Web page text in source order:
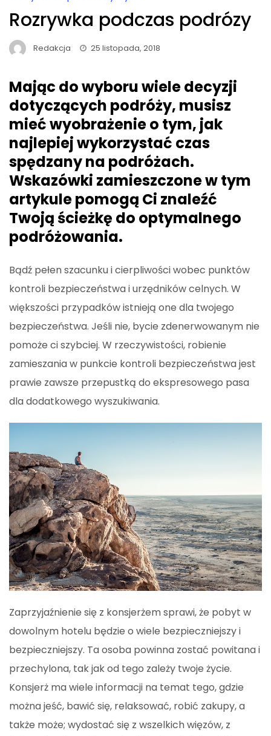
Rozrywka podczas podrózy
Redakcja 25 listopada, 2018
Mając do wyboru wiele decyzji
dotyczących podróży, musisz
mieć wyobrażenie o tym, jak
najlepiej wykorzystać czas
spędzany na podróżach.
Wskazówki zamieszczone w tym
artykule pomogą Ci znaleźć
Twoją ścieżkę do optymalnego
podróżowania.
Bądź pełen szacunku i cierpliwości wobec punktów
kontroli bezpieczeństwa i urzędników celnych. W
większości przypadków istnieją one dla twojego
bezpieczeństwa. Jeśli nie, bycie zdenerwowanym nie
pomoże ci szybciej. W rzeczywistości, robienie
zamieszania w punkcie kontroli bezpieczeństwa jest
prawie zawsze przepustką do ekspresowego pasa
dla dodatkowego wyszukiwania.
Zaprzyjaźnienie się z konsjerżem sprawi, że pobyt w
dowolnym hotelu będzie o wiele bezpieczniejszy i
bezpieczniejszy. Ta osoba powinna zostać powitana i
przechylona, ​​tak jak od tego zależy twoje życie.
Konsjerż ma wiele informacji na temat tego, gdzie
można jeść, bawić się, relaksować, robić zakupy, a
także może; wydostać się z wszelkich więzów, z